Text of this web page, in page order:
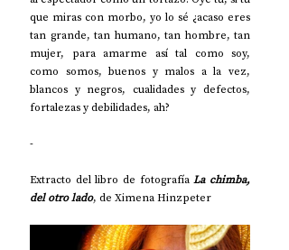
que miras con morbo, yo lo sé ¿acaso eres
tan grande, tan humano, tan hombre, tan
mujer, para amarme así tal como soy,
como somos, buenos y malos a la vez,
blancos y negros, cualidades y defectos,
fortalezas y debilidades, ah?
-
Extracto del libro de fotografía La chimba,
del otro lado, de Ximena Hinzpeter